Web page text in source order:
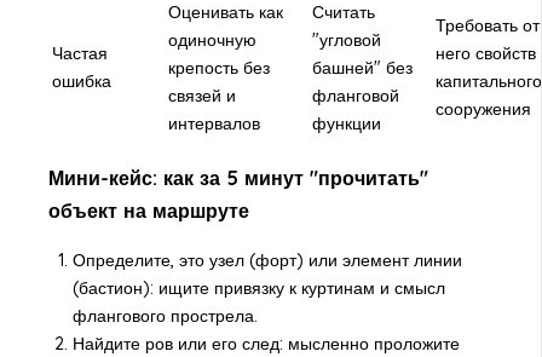
Частая
ошибка
Оценивать как
одиночную
крепость без
связей и
интервалов
Считать
"угловой
башней" без
фланговой
функции
Требовать от
него свойств
капитального
сооружения
Мини-кейс: как за 5 минут "прочитать"
объект на маршруте
Определите, это узел (форт) или элемент линии
(бастион): ищите привязку к куртинам и смысл
флангового прострела.
Найдите ров или его след: мысленно проложите